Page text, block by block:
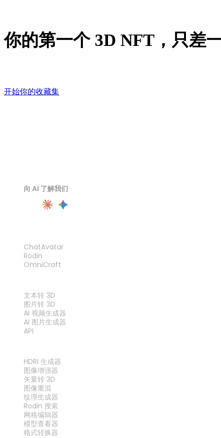
你的第一个 3D NFT，只差
开始你的收藏集
向 AI 了解我们
ChatAvatar
Rodin
OmniCraft
文本转 3D
图片转 3D
AI 视频生成器
AI 图片生成器
API
HDRI 生成器
图像增强器
矢量转 3D
图像重混
纹理生成器
Rodin 搜索
网格编辑器
模型查看器
格式转换器